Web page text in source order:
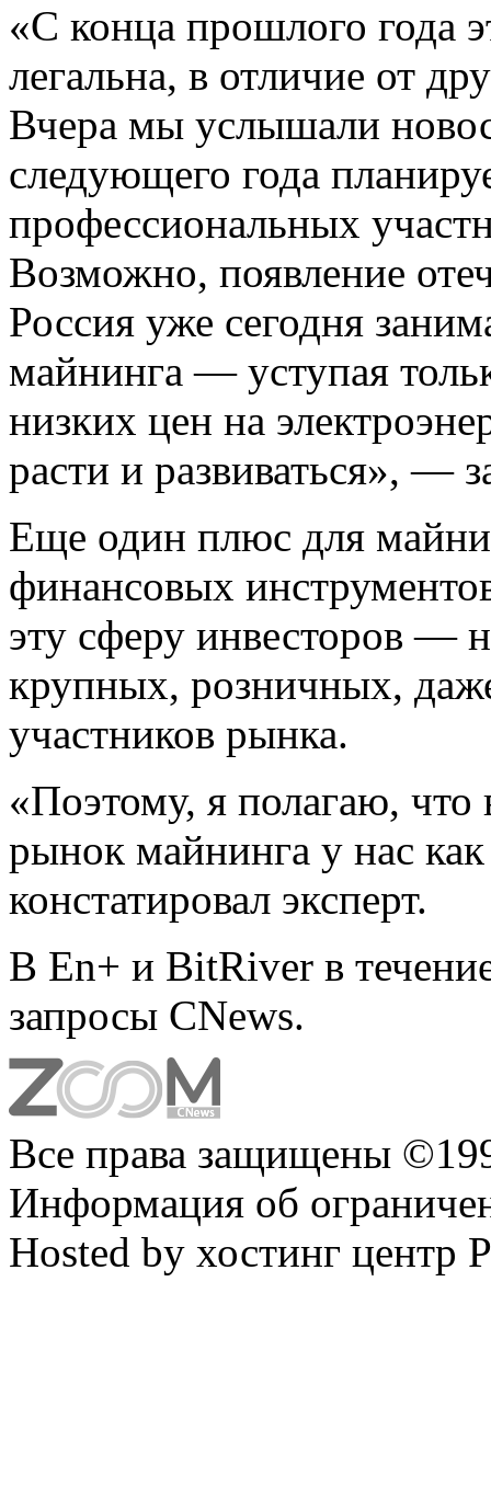
«С конца прошлого года
легальна, в отличие от
Вчера мы услышали
следующего года
профессиональных
Возможно, появление
Россия уже сегодня
майнинга — уступая
низких цен на
расти и развиваться», —
Еще один плюс для
финансовых
эту сферу инвесторов —
крупных, розничных,
участников рынка.
«Поэтому, я полагаю,
рынок майнинга у нас
констатировал эксперт.
В En+ и BitRiver в
запросы CNews.
Все права защищены
Информация об
Hosted by хостинг центр